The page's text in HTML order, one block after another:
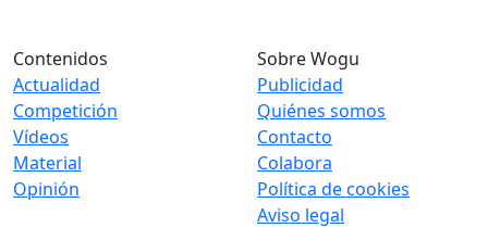
Contenidos
Actualidad
Competición
Vídeos
Material
Opinión
Sobre Wogu
Publicidad
Quiénes somos
Contacto
Colabora
Política de cookies
Aviso legal